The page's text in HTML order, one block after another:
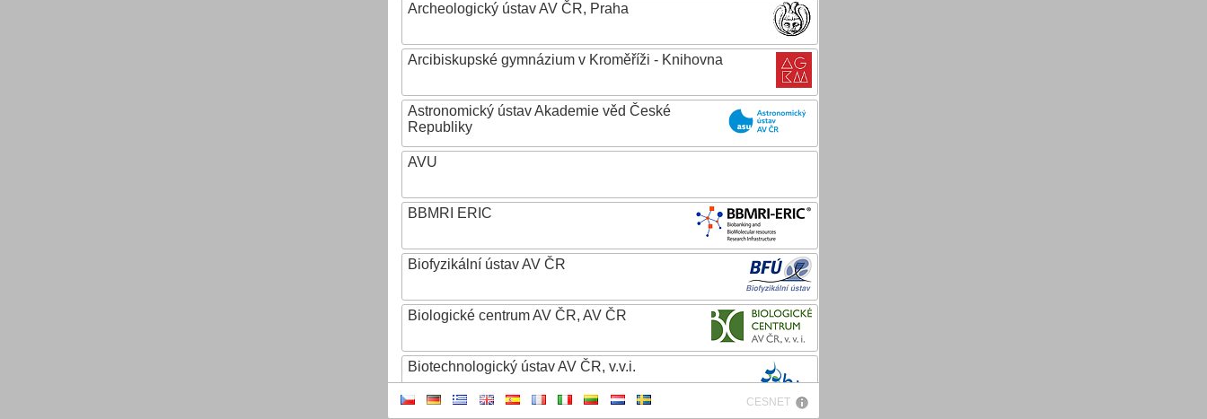
Archeologický ústav AV ČR, Praha
Arcibiskupské gymnázium v Kroměříži - Knihovna
Astronomický ústav Akademie věd České
Republiky
AVU
BBMRI ERIC
Biofyzikální ústav AV ČR
Biologické centrum AV ČR, AV ČR
Biotechnologický ústav AV ČR, v.v.i.
CESNET